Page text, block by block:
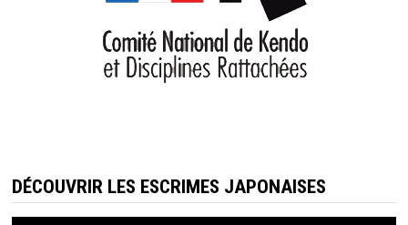
DÉCOUVRIR LES ESCRIMES JAPONAISES